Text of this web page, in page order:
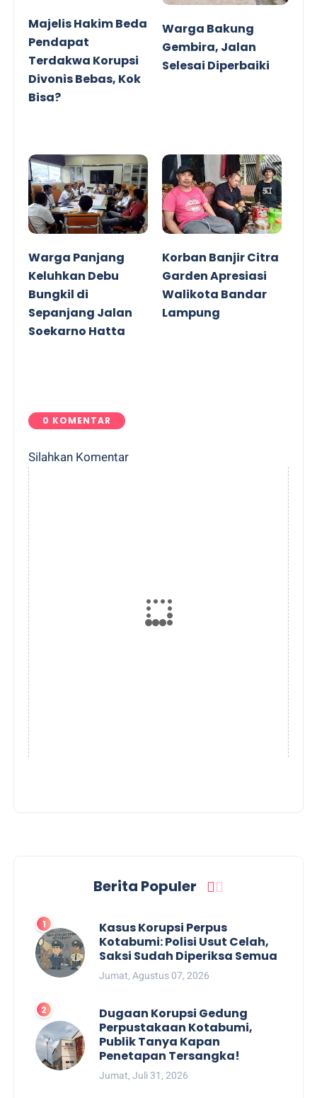
Majelis Hakim Beda
Pendapat
Terdakwa Korupsi
Divonis Bebas, Kok
Bisa?
Warga Bakung
Gembira, Jalan
Selesai Diperbaiki
Warga Panjang
Keluhkan Debu
Bungkil di
Sepanjang Jalan
Soekarno Hatta
Korban Banjir Citra
Garden Apresiasi
Walikota Bandar
Lampung
0 KOMENTAR
Silahkan Komentar
Berita Populer
Kasus Korupsi Perpus
Kotabumi: Polisi Usut Celah,
Saksi Sudah Diperiksa Semua
Jumat, Agustus 07, 2026
Dugaan Korupsi Gedung
Perpustakaan Kotabumi,
Publik Tanya Kapan
Penetapan Tersangka!
Jumat, Juli 31, 2026